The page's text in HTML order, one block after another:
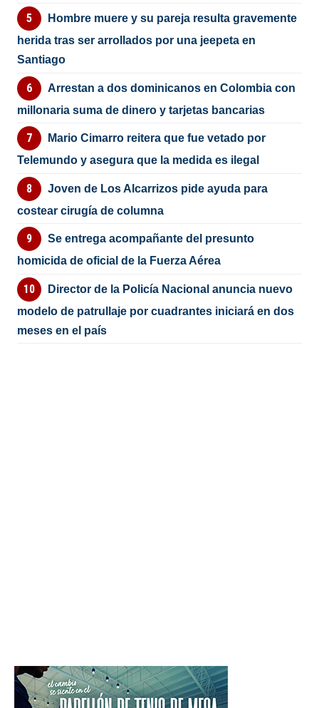
Hombre muere y su pareja resulta gravemente
herida tras ser arrollados por una jeepeta en
Santiago
Arrestan a dos dominicanos en Colombia con
millonaria suma de dinero y tarjetas bancarias
Mario Cimarro reitera que fue vetado por
Telemundo y asegura que la medida es ilegal
Joven de Los Alcarrizos pide ayuda para
costear cirugía de columna
Se entrega acompañante del presunto
homicida de oficial de la Fuerza Aérea
Director de la Policía Nacional anuncia nuevo
modelo de patrullaje por cuadrantes iniciará en dos
meses en el país